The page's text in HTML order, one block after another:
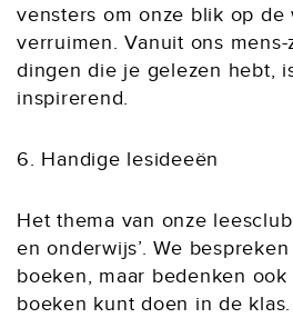
vensters om onze blik op de
verruimen. Vanuit ons
dingen die je gelezen hebt,
inspirerend.
6. Handige lesideeën
Het thema van onze
en onderwijs’. We
boeken, maar bedenken
boeken kunt doen in de